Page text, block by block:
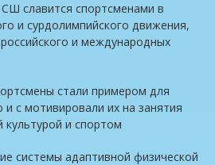
славится спортсменами в
и сурдолимпийского движения,
и международных
стали примером для
с мотивировали их на занятия
культурой и спортом
системы адаптивной физической